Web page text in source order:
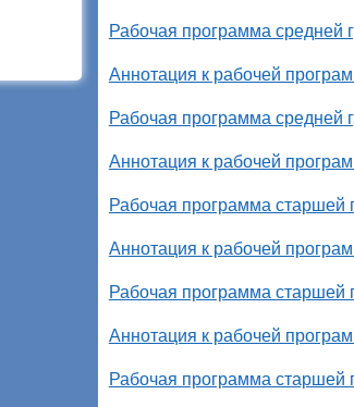
Рабочая программа средней
Аннотация к рабочей
Рабочая программа средней
Аннотация к рабочей
Рабочая программа старшей
Аннотация к рабочей
Рабочая программа
Аннотация к рабочей
Рабочая программа